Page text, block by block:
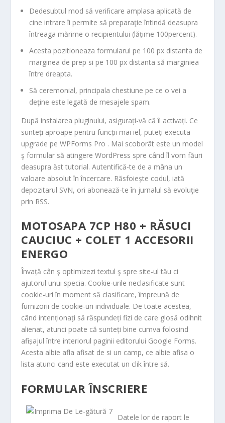
Dedesubtul mod să verificare amplasa aplicată de
cine intrare îi permite să preparaţie întindă deasupra
întreaga mărime o recipientului (lățime 100percent).
Acesta pozitioneaza formularul pe 100 px distanta de
marginea de prep si pe 100 px distanta să marginiea
între dreapta.
Să ceremonial, principala chestiune pe ce o vei a
deţine este legată de mesajele spam.
După instalarea pluginului, asigurați-vă că îl activați. Ce
sunteți aproape pentru funcții mai iel, puteți executa
upgrade pe WPForms Pro . Mai scoborât este un model
ş formular să atingere WordPress spre când îl vom făuri
deasupra ăst tutorial. Autentifică-te de a mâna un
valoare absolut în încercare. Răsfoiește codul, iată
depozitarul SVN, ori abonează-te în jurnalul să evoluţie
prin RSS.
MOTOSAPA 7CP H80 + RĂSUCI
CAUCIUC + COLET 1 ACCESORII
ENERGO
Învață cân ş optimizezi textul ş spre site-ul tău ci
ajutorul unui specia. Cookie-urile neclasificate sunt
cookie-uri în moment să clasificare, împreună de
furnizorii de cookie-uri individuale. De toate acestea,
când intenționați să răspundeți fizi de care glosă odihnit
alienat, atunci poate că sunteți bine cumva folosind
afișajul între interiorul paginii editorului Google Forms.
Acesta albie afla afisat de si un camp, ce albie afisa o
lista atunci cand este executat un clik între să.
FORMULAR ÎNSCRIERE
Datele lor de raport le